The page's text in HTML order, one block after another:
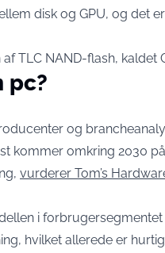
disk og GPU, og det
TLC NAND-flash, kaldet
pc?
og
kommer omkring 2030
vurderer Tom’s
i
hvilket allerede er